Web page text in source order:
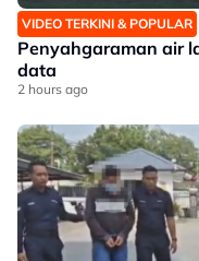
VIDEO TERKINI & POPULAR
Penyahgaraman air
data
2 hours ago